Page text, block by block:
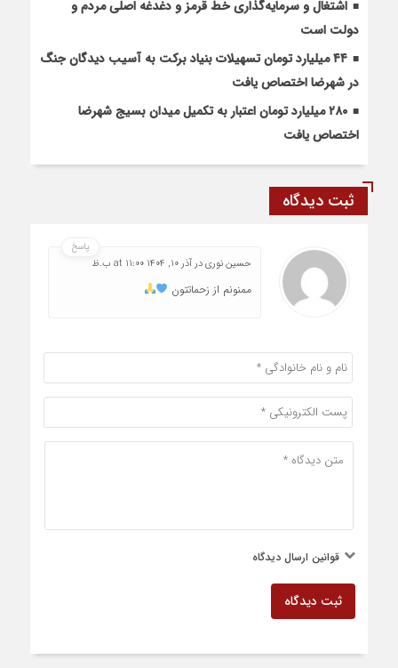
اشتغال و سرمایه‌گذاری خط قرمز و دغدغه اصلی مردم و
دولت است
۴۴ میلیارد تومان تسهیلات بنیاد برکت به آسیب دیدگان جنگ
در شهرضا اختصاص یافت
۲۸۰ میلیارد تومان اعتبار به تکمیل میدان بسیج شهرضا
اختصاص یافت
ثبت دیدگاه
حسین نوریدر آذر 10, 1404 at 11:00 ب.ظ
ممنونم از زحماتتون
پاسخ
قوانین ارسال دیدگاه
ثبت دیدگاه